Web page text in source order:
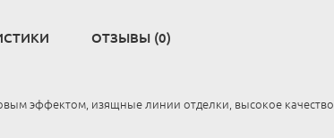
ОТЗЫВЫ (0)
эффектом, изящные линии отделки, высокое качество